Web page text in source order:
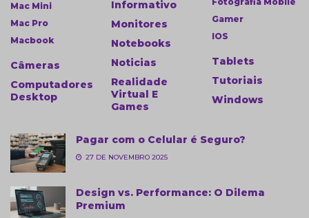
Mac Mini
Mac Pro
Macbook
Câmeras
Computadores
Desktop
Informativo
Monitores
Notebooks
Noticias
Realidade
Virtual E
Games
Gamer
IOS
Tablets
Tutoriais
Windows
Pagar com o Celular é Seguro?
27 DE NOVEMBRO 2025
Design vs. Performance: O Dilema
Premium